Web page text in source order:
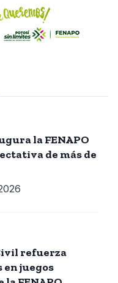
la FENAPO
de más de
refuerza
en juegos